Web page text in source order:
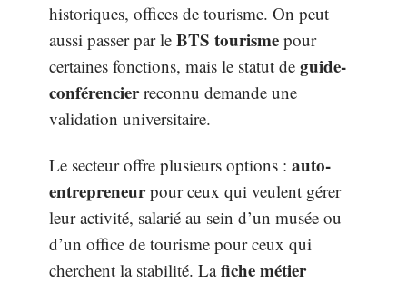
historiques, offices de tourisme. On peut
aussi passer par le BTS tourisme pour
certaines fonctions, mais le statut de guide-
conférencierreconnu demande une
validation universitaire.
Le secteur offre plusieurs options : auto-
entrepreneurpour ceux qui veulent gérer
leur activité, salarié au sein d’un musée ou
d’un office de tourisme pour ceux qui
cherchent la stabilité. Lafiche métier